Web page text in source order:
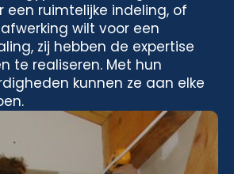
een ruimtelijke indeling, of
wilt voor een
zij hebben de expertise
te realiseren. Met hun
kunnen ze aan elke